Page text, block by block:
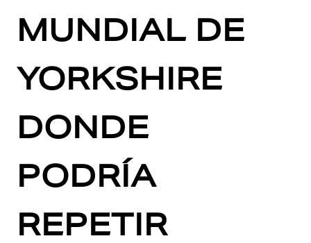
MUNDIAL DE
YORKSHIRE
DONDE
PODRÍA
REPETIR